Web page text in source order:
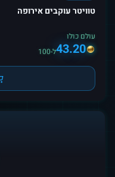
טוויטר עוקבים אירופה
עולם כולו
43.20ל-100